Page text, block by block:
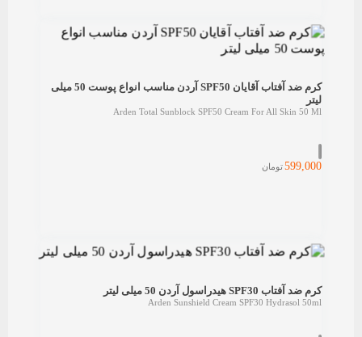
کرم ضد آفتاب آقایان SPF50 آردن مناسب انواع پوست 50 میلی
لیتر
Arden Total Sunblock SPF50 Cream For All Skin 50 Ml
599,000تومان
کرم ضد آفتاب SPF30 هیدراسول آردن 50 میلی لیتر
Arden Sunshield Cream SPF30 Hydrasol 50ml